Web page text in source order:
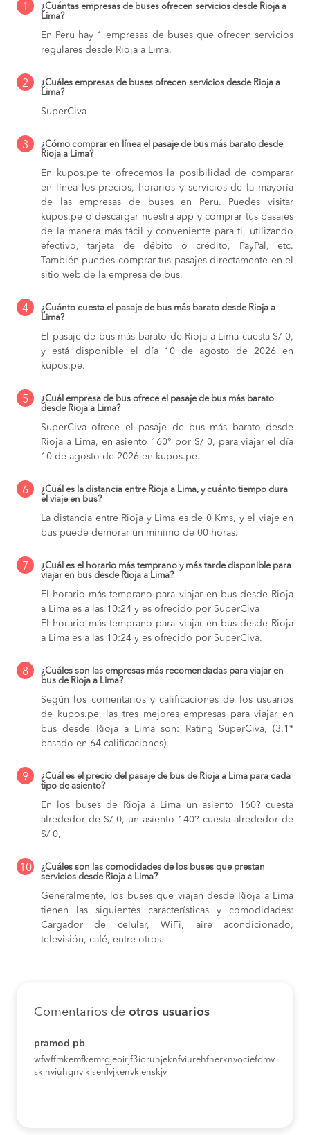
1
¿Cuántas empresas de buses ofrecen servicios desde Rioja a
Lima?
En Peru hay 1 empresas de buses que ofrecen servicios
regulares desde Rioja a Lima.
2
¿Cuáles empresas de buses ofrecen servicios desde Rioja a
Lima?
SuperCiva
3
¿Cómo comprar en línea el pasaje de bus más barato desde
Rioja a Lima?
En kupos.pe te ofrecemos la posibilidad de comparar
en línea los precios, horarios y servicios de la mayoría
de las empresas de buses en Peru. Puedes visitar
kupos.pe o descargar nuestra app y comprar tus pasajes
de la manera más fácil y conveniente para ti, utilizando
efectivo, tarjeta de débito o crédito, PayPal, etc.
También puedes comprar tus pasajes directamente en el
sitio web de la empresa de bus.
4
¿Cuánto cuesta el pasaje de bus más barato desde Rioja a
Lima?
El pasaje de bus más barato de Rioja a Lima cuesta S/ 0,
y está disponible el día 10 de agosto de 2026 en
kupos.pe.
5
¿Cuál empresa de bus ofrece el pasaje de bus más barato
desde Rioja a Lima?
SuperCiva ofrece el pasaje de bus más barato desde
Rioja a Lima, en asiento 160° por S/ 0, para viajar el día
10 de agosto de 2026 en kupos.pe.
6
¿Cuál es la distancia entre Rioja a Lima, y cuánto tiempo dura
el viaje en bus?
La distancia entre Rioja y Lima es de 0 Kms, y el viaje en
bus puede demorar un mínimo de 00 horas.
7
¿Cuál es el horario más temprano y más tarde disponible para
viajar en bus desde Rioja a Lima?
El horario más temprano para viajar en bus desde Rioja
a Lima es a las 10:24 y es ofrecido por SuperCiva
El horario más temprano para viajar en bus desde Rioja
a Lima es a las 10:24 y es ofrecido por SuperCiva.
8
¿Cuáles son las empresas más recomendadas para viajar en
bus de Rioja a Lima?
Según los comentarios y calificaciones de los usuarios
de kupos.pe, las tres mejores empresas para viajar en
bus desde Rioja a Lima son: Rating SuperCiva, (3.1*
basado en 64 calificaciones),
9
¿Cuál es el precio del pasaje de bus de Rioja a Lima para cada
tipo de asiento?
En los buses de Rioja a Lima un asiento 160? cuesta
alrededor de S/ 0, un asiento 140? cuesta alrededor de
S/ 0,
10
¿Cuáles son las comodidades de los buses que prestan
servicios desde Rioja a Lima?
Generalmente, los buses que viajan desde Rioja a Lima
tienen las siguientes características y comodidades:
Cargador de celular, WiFi, aire acondicionado,
televisión, café, entre otros.
Comentarios de otros usuarios
pramod pb
wfwffmkemfkemrgjeoirjf3iorunjeknfviurehfnerknvociefdmv
skjnviuhgnvikjsenlvjkenvkjenskjv